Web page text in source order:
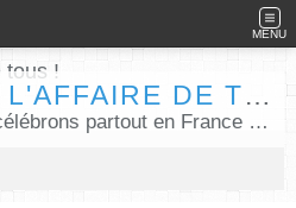
MENU
FRATERNITÉ : L'AFFAIRE DE TOUS !
Ensemble, le 4 février, célébrons partout en France la Journée internationale de la fraternité humaine !